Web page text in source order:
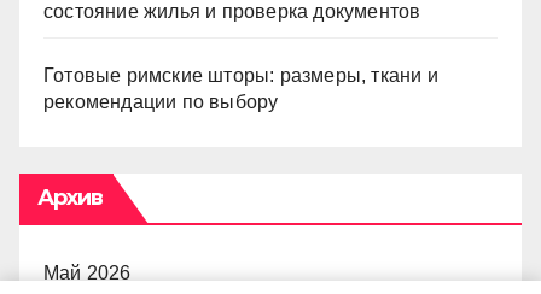
состояние жилья и проверка документов
Готовые римские шторы: размеры, ткани и
рекомендации по выбору
Архив
Май 2026